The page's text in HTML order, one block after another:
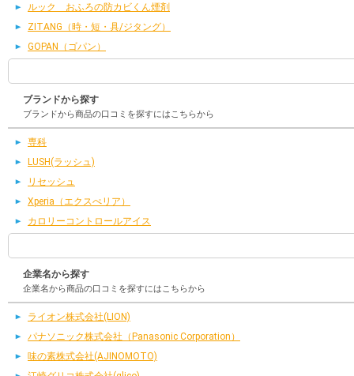
ルック おふろの防カビくん煙剤
ZITANG（時・短・具/ジタング）
GOPAN（ゴパン）
ブランドから探す
ブランドから商品の口コミを探すにはこちらから
専科
LUSH(ラッシュ)
リセッシュ
Xperia（エクスぺリア）
カロリーコントロールアイス
企業名から探す
企業名から商品の口コミを探すにはこちらから
ライオン株式会社(LION)
パナソニック株式会社（Panasonic Corporation）
味の素株式会社(AJINOMOTO)